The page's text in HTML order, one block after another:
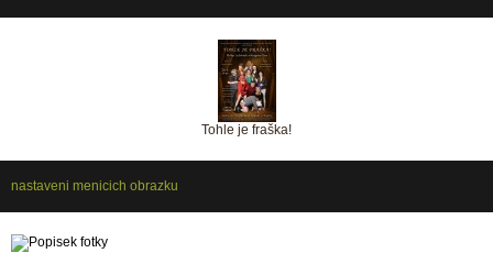
Tohle je fraška!
nastaveni menicich obrazku